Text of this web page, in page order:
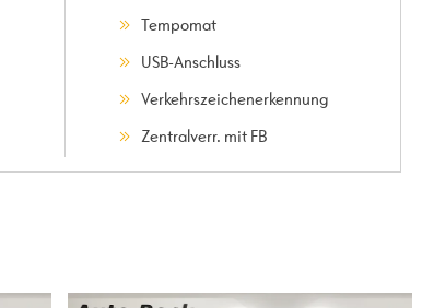
Tempomat
USB-Anschluss
Verkehrszeichenerkennung
Zentralverr. mit FB